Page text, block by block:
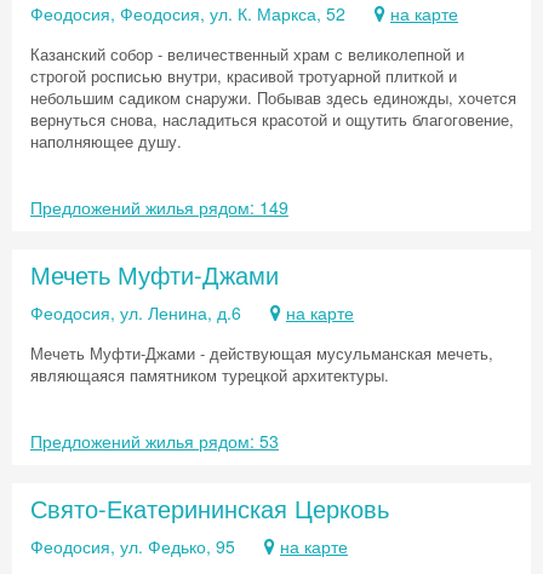
Феодосия, Феодосия, ул. К. Маркса, 52 на карте
Казанский собор - величественный храм с великолепной и
строгой росписью внутри, красивой тротуарной плиткой и
небольшим садиком снаружи. Побывав здесь единожды, хочется
вернуться снова, насладиться красотой и ощутить благоговение,
наполняющее душу.
Предложений жилья рядом: 149
Мечеть Муфти-Джами
Феодосия, ул. Ленина, д.6 на карте
Мечеть Муфти-Джами - действующая мусульманская мечеть,
являющаяся памятником турецкой архитектуры.
Предложений жилья рядом: 53
Свято-Екатерининская Церковь
Феодосия, ул. Федько, 95 на карте